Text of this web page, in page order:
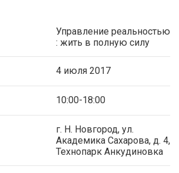
Управление реальностью
: жить в полную силу
4 июля 2017
10:00-18:00
г. Н. Новгород, ул.
Академика Сахарова, д. 4,
Технопарк Анкудиновка